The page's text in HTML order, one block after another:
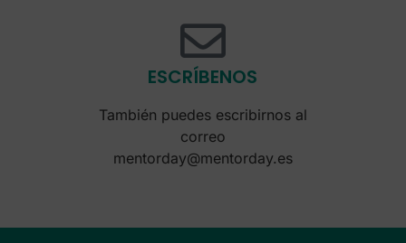
ESCRÍBENOS
También puedes escribirnos al
correo
mentorday@mentorday.es